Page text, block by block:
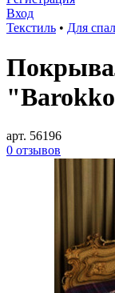
Вход
Текстиль • Для
арт. 56196
0 отзывов